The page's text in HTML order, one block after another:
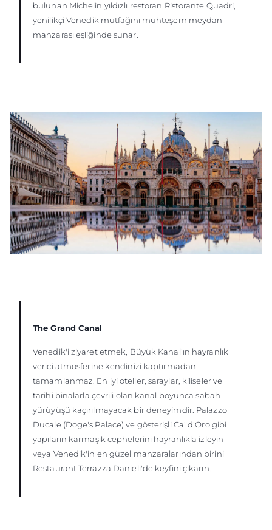
bulunan Michelin yıldızlı restoran Ristorante Quadri,
yenilikçi Venedik mutfağını muhteşem meydan
manzarası eşliğinde sunar.
The Grand Canal
Venedik'i ziyaret etmek, Büyük Kanal'ın hayranlık
verici atmosferine kendinizi kaptırmadan
tamamlanmaz. En iyi oteller, saraylar, kiliseler ve
tarihi binalarla çevrili olan kanal boyunca sabah
yürüyüşü kaçırılmayacak bir deneyimdir. Palazzo
Ducale (Doge's Palace) ve gösterişli Ca' d'Oro gibi
yapıların karmaşık cephelerini hayranlıkla izleyin
veya Venedik'in en güzel manzaralarından birini
Restaurant Terrazza Danieli'de keyfini çıkarın.